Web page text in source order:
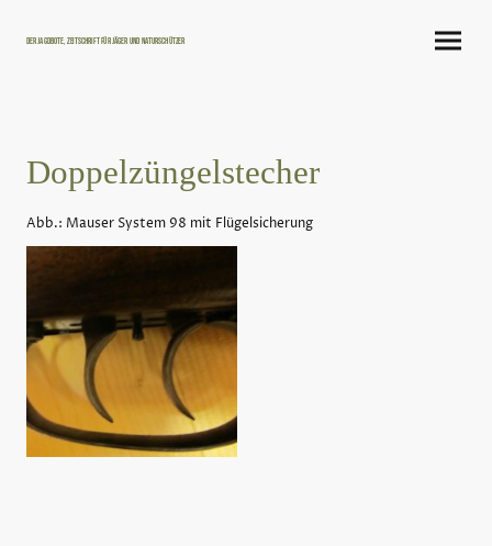
Der Jagdbote, Zeitschrift für Jäger und Naturschützer
Doppelzüngelstecher
Abb.: Mauser System 98 mit Flügelsicherung